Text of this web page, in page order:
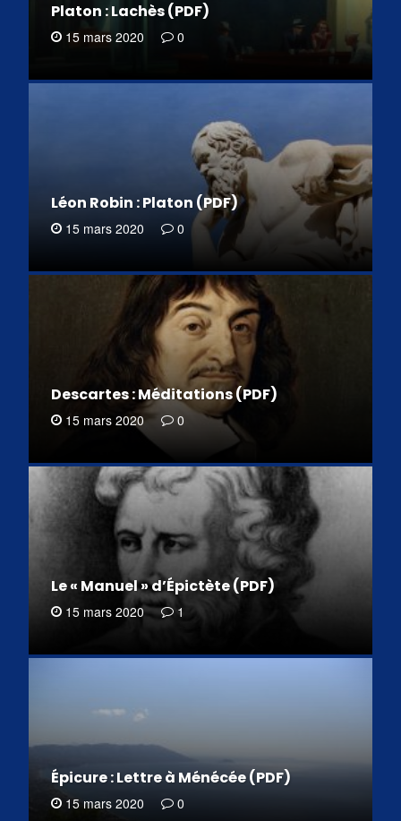
Platon : Lachès (PDF)
15 mars 2020 0
Léon Robin : Platon (PDF)
15 mars 2020 0
Descartes : Méditations (PDF)
15 mars 2020 0
Le « Manuel » d’Épictète (PDF)
15 mars 2020 1
Épicure : Lettre à Ménécée (PDF)
15 mars 2020 0